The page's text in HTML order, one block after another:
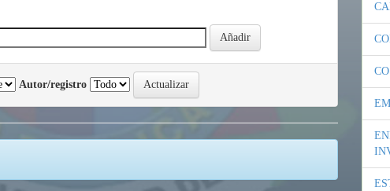
Autor/registro